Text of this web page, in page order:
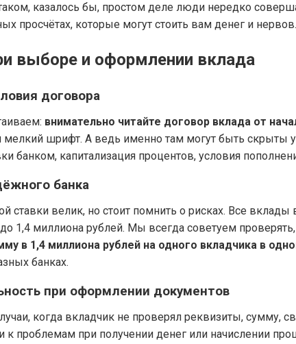
казалось бы, простом деле люди нередко
просчётах, которые могут стоить вам денег и нервов.
выборе и оформлении вклада
договора
внимательно читайте договор вклада от
мелкий шрифт. А ведь именно там могут быть скрыты
банком, капитализация процентов, условия
банка
ставки велик, но стоит помнить о рисках. Все вклады
1,4 миллиона рублей. Мы всегда советуем
в 1,4 миллиона рублей на одного вкладчика в
банках.
при оформлении документов
когда вкладчик не проверял реквизиты,
к проблемам при получении денег или начислении